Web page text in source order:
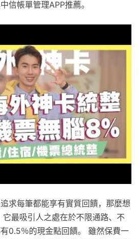
信帳單管理APP推薦。
求每筆都能享有實質回饋，那麼想
最吸引人之處在於不限通路、不
0.5％的現金點回饋。 雖然保費一